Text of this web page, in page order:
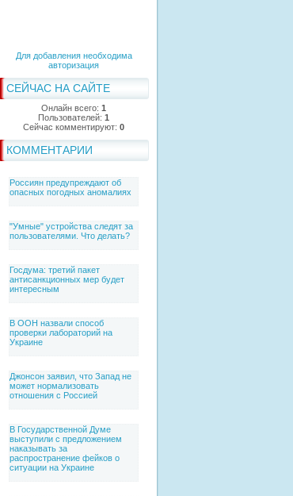
Для добавления необходима
авторизация
СЕЙЧАС НА САЙТЕ
Онлайн всего: 1
Пользователей: 1
Сейчас комментируют: 0
КОММЕНТАРИИ
Россиян предупреждают об
опасных погодных аномалиях
"Умные" устройства следят за
пользователями. Что делать?
Госдума: третий пакет
антисанкционных мер будет
интересным
В ООН назвали способ
проверки лабораторий на
Украине
Джонсон заявил, что Запад не
может нормализовать
отношения с Россией
В Государственной Думе
выступили с предложением
наказывать за
распространение фейков о
ситуации на Украине